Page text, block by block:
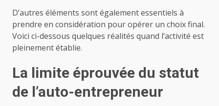
D’autres éléments sont également essentiels à
prendre en considération pour opérer un choix final.
Voici ci-dessous quelques réalités quand l’activité est
pleinement établie.
La limite éprouvée du statut
de l’auto-entrepreneur